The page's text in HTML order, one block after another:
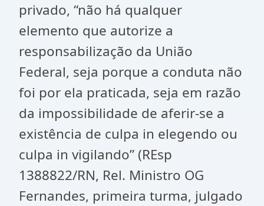
privado, “não há qualquer
elemento que autorize a
responsabilização da União
Federal, seja porque a conduta não
foi por ela praticada, seja em razão
da impossibilidade de aferir-se a
existência de culpa in elegendo ou
culpa in vigilando” (REsp
1388822/RN, Rel. Ministro OG
Fernandes, primeira turma, julgado